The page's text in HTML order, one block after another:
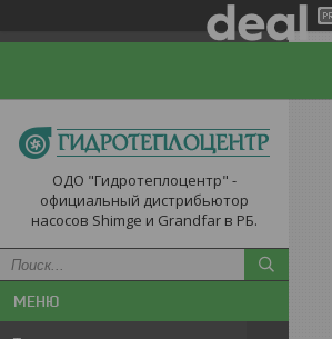
ОДО "Гидротеплоцентр" -
официальный дистрибьютор
насосов Shimge и Grandfar в РБ.